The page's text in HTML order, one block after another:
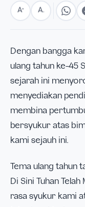
A+ A−
Dengan bangga
ulang tahun ke-45
sejarah ini
menyediakan
membina
bersyukur atas
kami sejauh ini.
Tema ulang tahun
Di Sini Tuhan
rasa syukur kami